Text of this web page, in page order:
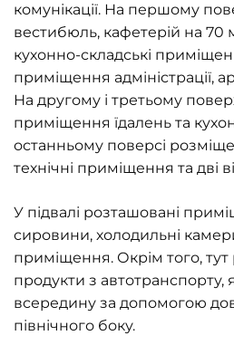
комунікації. На першому
вестибюль, кафетерій на 70
кухонно-складські
приміщення адміністрації,
На другому і третьому
приміщення їдалень та
останньому поверсі
технічні приміщення та дві
У підвалі розташовані
сировини, холодильні камери
приміщення. Окрім того,
продукти з автотранспорту,
всередину за допомогою
північного боку.